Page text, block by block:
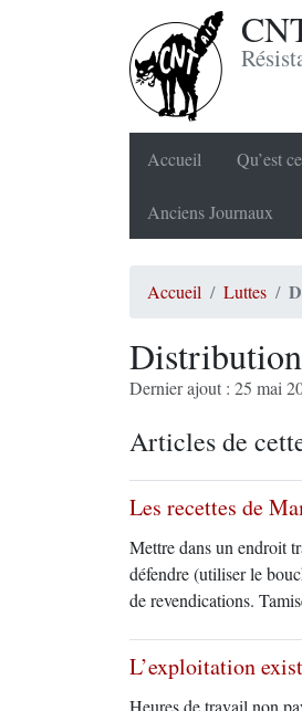
Accueil Qu’est
Anciens Journaux
Accueil Luttes
Distribution
Dernier ajout : 25 mai
Articles de
Les recettes de
Mettre dans un endroit
défendre (utiliser le
de revendications.
L’exploitation
Heures de travail non